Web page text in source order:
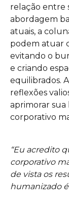
relação entre
abordagem
atuais, a
podem atuar
evitando o
e criando
equilibrados.
reflexões
aprimorar
corporativo
“Eu acredito
corporativo
de vista os
humanizado